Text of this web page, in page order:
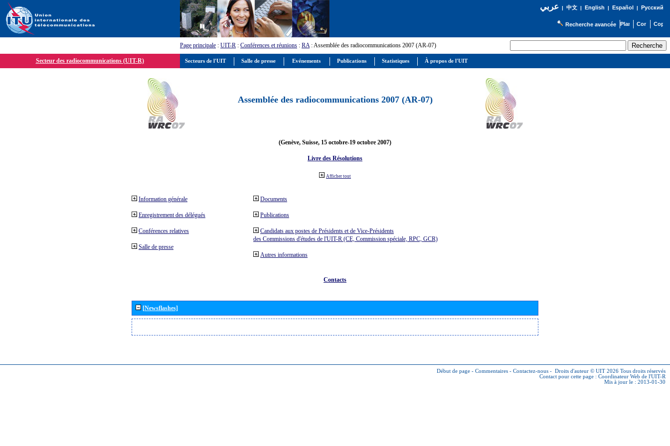
عربي| 中文| English | Español | Русский
Recherche avancée
Page principale : UIT-R : Conférences et réunions : RA: Assemblée des radiocommunications 2007 (AR-07)
Secteur des radiocommunications (UIT-R)
Assemblée des radiocommunications 2007 (AR-07)
(Genève, Suisse, 15 octobre-19 octobre 2007)
Livre des Résolutions
Afficher tout
Information générale
Enregistrement des délégués
Conférences relatives
Salle de presse
Documents
Publications
Candidats aux postes de Présidents et de Vice-Présidents
des Commissions d'études de l'UIT-R (CE, Commission spéciale, RPC, GCR)
Autres informations
Contacts
[Newsflashes]
Début de page - Commentaires - Contactez-nous - Droits d'auteur © UIT 2026 Tous droits réservés
Contact pour cette page : Coordinateur Web de l'UIT-R
Mis à jour le : 2013-01-30
Secteurs de l'UIT Salle de presse Evénements Publications Statistiques À propos de l'UIT